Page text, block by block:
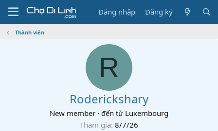
Đăng nhập Đăng ký
Thành viên
R
Roderickshary
New member · đến từ Luxembourg
Tham gia 8/7/26